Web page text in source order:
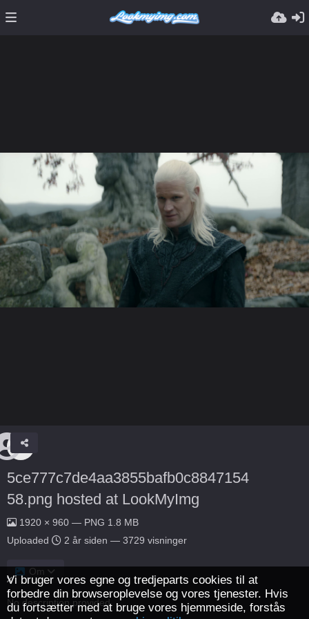
5ce777c7de4aa3855bafb0c8847154
58.png hosted at LookMyImg
1920 × 960 — PNG 1.8 MB
Uploaded
2 år siden — 3729 visninger
Om
No description provided.
Vi bruger vores egne og tredjeparts cookies til at
forbedre din browseroplevelse og vores tjenester. Hvis
du fortsætter med at bruge vores hjemmeside, forstås